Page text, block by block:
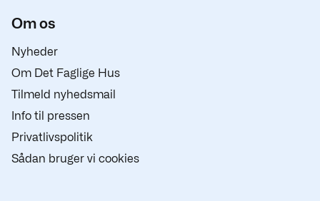
Om os
Nyheder
Om Det Faglige Hus
Tilmeld nyhedsmail
Info til pressen
Privatlivspolitik
Sådan bruger vi cookies